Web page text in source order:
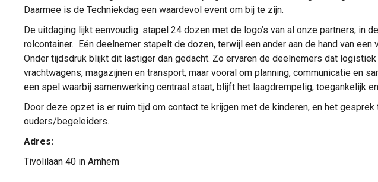
Daarmee is de Techniekdag een waardevol event om bij te zijn.
De uitdaging lijkt eenvoudig: stapel 24 dozen met de logo’s van al onze partners, in
rolcontainer. Eén deelnemer stapelt de dozen, terwijl een ander aan de hand van
Onder tijdsdruk blijkt dit lastiger dan gedacht. Zo ervaren de deelnemers dat
vrachtwagens, magazijnen en transport, maar vooral om planning, communicatie en
een spel waarbij samenwerking centraal staat, blijft het laagdrempelig, toegankelijk
Door deze opzet is er ruim tijd om contact te krijgen met de kinderen, en het
ouders/begeleiders.
Adres:
Tivolilaan 40 in Arnhem